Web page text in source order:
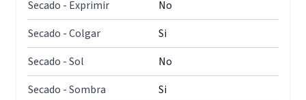
Secado - Exprimir
No
Secado - Colgar
Si
Secado - Sol
No
Secado - Sombra
Si